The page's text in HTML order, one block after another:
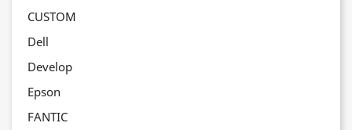
CUSTOM
Dell
Develop
Epson
FANTIC